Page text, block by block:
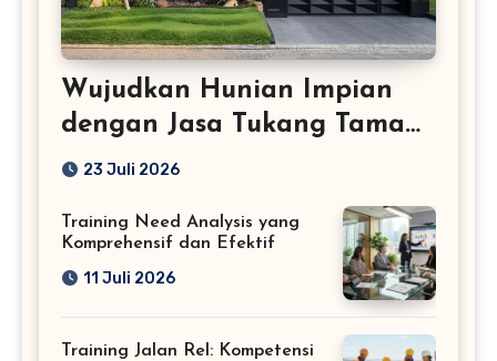
Wujudkan Hunian Impian
dengan Jasa Tukang Taman
Profesional
23 Juli 2026
Training Need Analysis yang
Komprehensif dan Efektif
11 Juli 2026
Training Jalan Rel: Kompetensi